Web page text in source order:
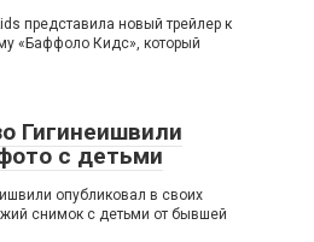
представила новый трейлер к
«Баффоло Кидс», который
Гигинеишвили
с детьми
опубликовал в своих
снимок с детьми от бывшей